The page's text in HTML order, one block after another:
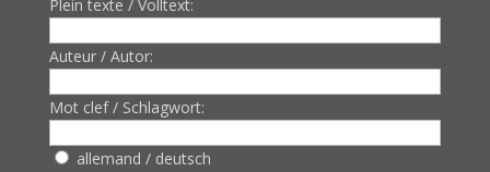
Plein texte / Volltext:
Auteur / Autor:
Mot clef / Schlagwort:
allemand / deutsch